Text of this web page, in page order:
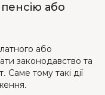
або
або
законодавство та
Саме тому такі дії